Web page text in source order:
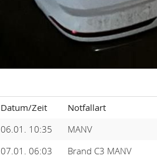
Datum/Zeit Notfallart
06.01. 10:35 MANV
07.01. 06:03 Brand C3 MANV